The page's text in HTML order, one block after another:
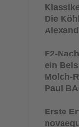
Die
F2-
ein
Molch-
Paul
Erste